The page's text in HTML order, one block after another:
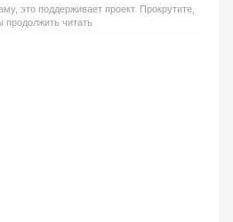
это поддерживает проект. Прокрутите,
продолжить читать